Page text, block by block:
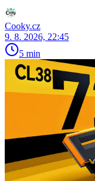
Cooky.cz
9. 8. 2026, 22:45
5 min